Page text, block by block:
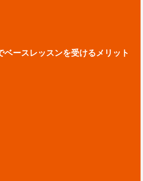
ベースレッスンを受けるメリット